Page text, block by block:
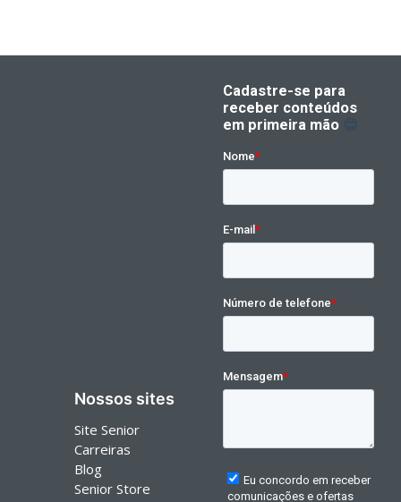
Nossos sites
Site Senior
Carreiras
Blog
Senior Store